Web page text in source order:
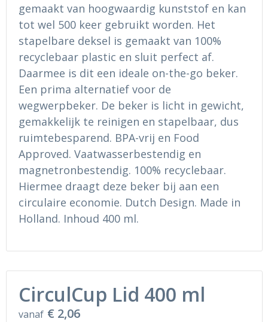
Ondergoed en Sokken
Regenkleding
Gereedschap
Schoenen
Hoofdbescherming
Gehoorbescherming
Ademhalingsbescherming
Sokken en Nachtkleding
Regenkleding
Schoenen
Gilets
gemaakt van hoogwaardig kunststof en kan
tot wel 500 keer gebruikt worden. Het
stapelbare deksel is gemaakt van 100%
recyclebaar plastic en sluit perfect af.
Daarmee is dit een ideale on-the-go beker.
Een prima alternatief voor de
wegwerpbeker. De beker is licht in gewicht,
gemakkelijk te reinigen en stapelbaar, dus
ruimtebesparend. BPA-vrij en Food
Approved. Vaatwasserbestendig en
magnetronbestendig. 100% recyclebaar.
Hiermee draagt deze beker bij aan een
circulaire economie. Dutch Design. Made in
Holland. Inhoud 400 ml.
CirculCup Lid 400 ml
vanaf € 2,06